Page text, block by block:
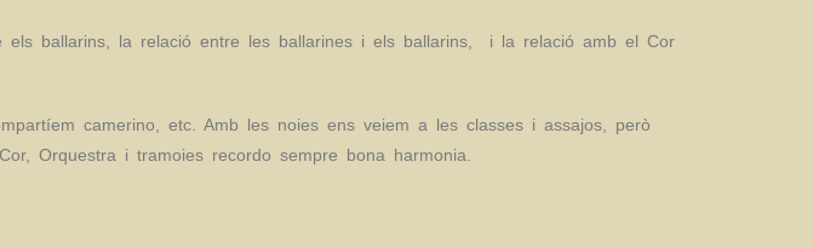
els ballarins, la relació entre les ballarines i els ballarins, i la relació amb el Cor
camerino, etc. Amb les noies ens veiem a les classes i assajos, però
Orquestra i tramoies recordo sempre bona harmonia.